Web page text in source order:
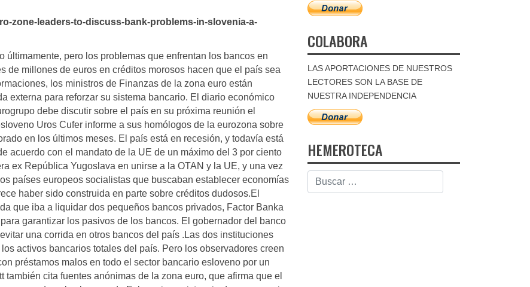
zone-leaders-to-discuss-bank-problems-in-slovenia-a-
últimamente, pero los problemas que enfrentan los bancos en
de millones de euros en créditos morosos hacen que el país sea
los ministros de Finanzas de la zona euro están
externa para reforzar su sistema bancario. El diario económico
debe discutir sobre el país en su próxima reunión el
Uros Cufer informe a sus homólogos de la eurozona sobre
en los últimos meses. El país está en recesión, y todavía está
acuerdo con el mandato de la UE de un máximo del 3 por ciento
ex República Yugoslava en unirse a la OTAN y la UE, y una vez
países europeos socialistas que buscaban establecer economías
haber sido construida en parte sobre créditos dudosos.El
que iba a liquidar dos pequeños bancos privados, Factor Banka
garantizar los pasivos de los bancos. El gobernador del banco
una corrida en otros bancos del país .Las dos instituciones
activos bancarios totales del país. Pero los observadores creen
préstamos malos en todo el sector bancario esloveno por un
cita fuentes anónimas de la zona euro, que afirma que el
COLABORA
LAS APORTACIONES DE NUESTROS
LECTORES SON LA BASE DE
NUESTRA INDEPENDENCIA
HEMEROTECA